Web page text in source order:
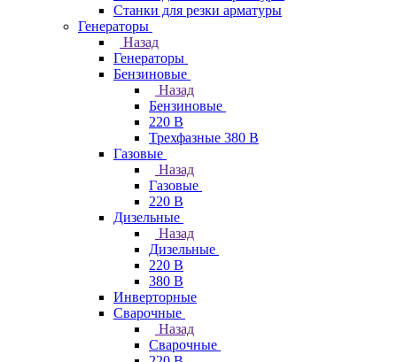
Станки для резки арматуры
Генераторы
Назад
Генераторы
Бензиновые
Назад
Бензиновые
220 В
Трехфазные 380 В
Газовые
Назад
Газовые
220 В
Дизельные
Назад
Дизельные
220 В
380 В
Инверторные
Сварочные
Назад
Сварочные